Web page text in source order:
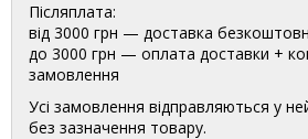
Післяплата:
від 3000 грн — доставка
до 3000 грн — оплата доставки +
замовлення
Усі замовлення відправляються у
без зазначення товару.